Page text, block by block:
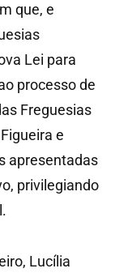
que, e
Lei para
processo de
Freguesias
e
apresentadas
privilegiando
Lucília